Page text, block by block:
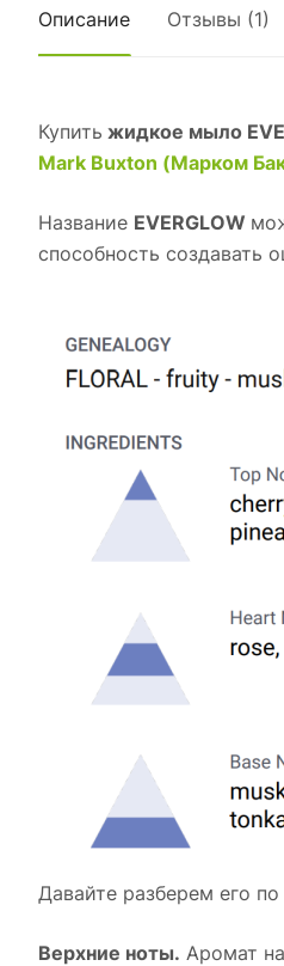
Описание Отзывы (1)
Купить жидкое мыло
Mark Buxton (Марком
Название EVERGLOW
способность создавать
Давайте разберем его
Верхние ноты. Аромат